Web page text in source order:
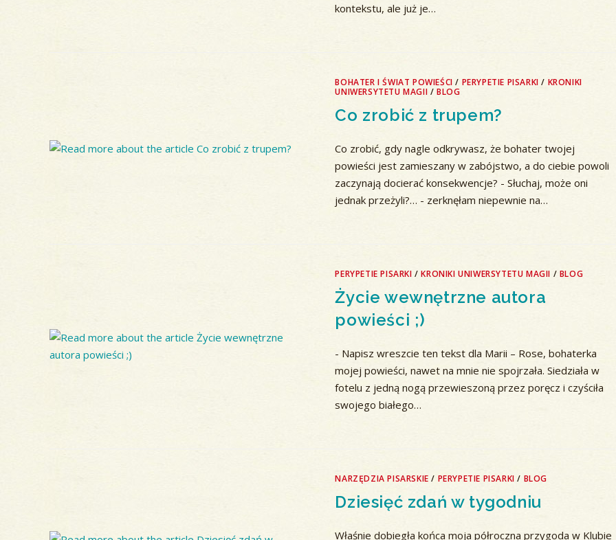
kontekstu, ale już je…
BOHATER I ŚWIAT POWIEŚCI / PERYPETIE PISARKI / KRONIKI
UNIWERSYTETU MAGII / BLOG
Co zrobić z trupem?
Co zrobić, gdy nagle odkrywasz, że bohater twojej
powieści jest zamieszany w zabójstwo, a do ciebie powoli
zaczynają docierać konsekwencje? - Słuchaj, może oni
jednak przeżyli?… - zerknęłam niepewnie na…
PERYPETIE PISARKI /KRONIKI UNIWERSYTETU MAGII / BLOG
Życie wewnętrzne autora
powieści ;)
- Napisz wreszcie ten tekst dla Marii – Rose, bohaterka
mojej powieści, nawet na mnie nie spojrzała. Siedziała w
fotelu z jedną nogą przewieszoną przez poręcz i czyściła
swojego białego…
NARZĘDZIA PISARSKIE / PERYPETIE PISARKI / BLOG
Dziesięć zdań w tygodniu
Właśnie dobiegła końca moja półroczna przygoda w Klubie